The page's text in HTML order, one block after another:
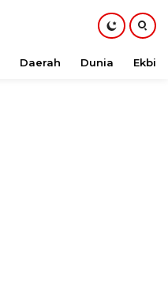
Daerah Dunia Ekbis